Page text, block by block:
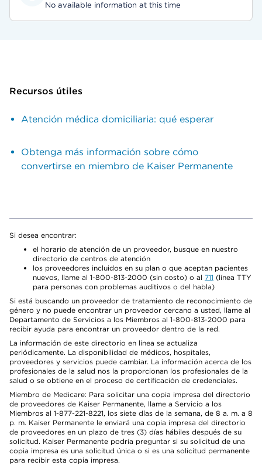
No available information at this time
Recursos útiles
Atención médica domiciliaria: qué esperar
Obtenga más información sobre cómo
convertirse en miembro de Kaiser Permanente
Si desea encontrar:
el horario de atención de un proveedor, busque en nuestro
directorio de centros de atención
los proveedores incluidos en su plan o que aceptan pacientes
nuevos, llame al 1-800-813-2000 (sin costo) o al 711 (línea TTY
para personas con problemas auditivos o del habla)
Si está buscando un proveedor de tratamiento de reconocimiento de
género y no puede encontrar un proveedor cercano a usted, llame al
Departamento de Servicios a los Miembros al 1-800-813-2000 para
recibir ayuda para encontrar un proveedor dentro de la red.
La información de este directorio en línea se actualiza
periódicamente. La disponibilidad de médicos, hospitales,
proveedores y servicios puede cambiar. La información acerca de los
profesionales de la salud nos la proporcionan los profesionales de la
salud o se obtiene en el proceso de certificación de credenciales.
Miembro de Medicare: Para solicitar una copia impresa del directorio
de proveedores de Kaiser Permanente, llame a Servicio a los
Miembros al 1-877-221-8221, los siete días de la semana, de 8 a. m. a 8
p. m. Kaiser Permanente le enviará una copia impresa del directorio
de proveedores en un plazo de tres (3) días hábiles después de su
solicitud. Kaiser Permanente podría preguntar si su solicitud de una
copia impresa es una solicitud única o si es una solicitud permanente
para recibir esta copia impresa.